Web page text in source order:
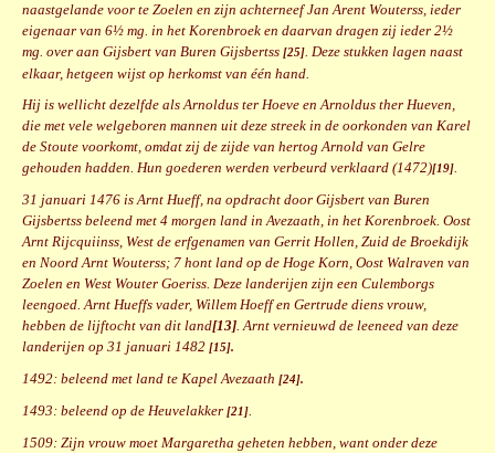
naastgelande voor te Zoelen en zijn achterneef Jan Arent Wouterss, ieder
eigenaar van 6½ mg. in het Korenbroek en daarvan dragen zij ieder 2½
mg. over aan Gijsbert van Buren Gijsbertss [25]. Deze stukken lagen naast
elkaar, hetgeen wijst op herkomst van één hand.
Hij is wellicht dezelfde als Arnoldus ter Hoeve en Arnoldus ther Hueven,
die met vele welgeboren mannen uit deze streek in de oorkonden van Karel
de Stoute voorkomt, omdat zij de zijde van hertog Arnold van Gelre
gehouden hadden. Hun goederen werden verbeurd verklaard (1472)[19].
31 januari 1476 is Arnt Hueff, na opdracht door Gijsbert van Buren
Gijsbertss beleend met 4 morgen land in Avezaath, in het Korenbroek. Oost
Arnt Rijcquiinss, West de erfgenamen van Gerrit Hollen, Zuid de Broekdijk
en Noord Arnt Wouterss; 7 hont land op de Hoge Korn, Oost Walraven van
Zoelen en West Wouter Goeriss. Deze landerijen zijn een Culemborgs
leengoed. Arnt Hueffs vader, Willem Hoeff en Gertrude diens vrouw,
hebben de lijftocht van dit land[13]. Arnt vernieuwd de leeneed van deze
landerijen op 31 januari 1482 [15].
1492: beleend met land te Kapel Avezaath [24].
1493: beleend op de Heuvelakker [21].
1509: Zijn vrouw moet Margaretha geheten hebben, want onder deze